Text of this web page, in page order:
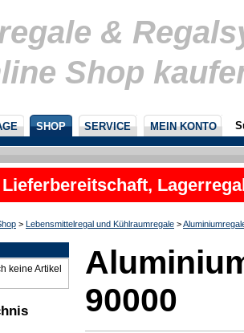
&
Shop
SHOP SERVICE MEIN KONTO
Lieferbereitschaft,
nicht
> Lebensmittelregal und Kühlraumregale >
keine Artikel
90000